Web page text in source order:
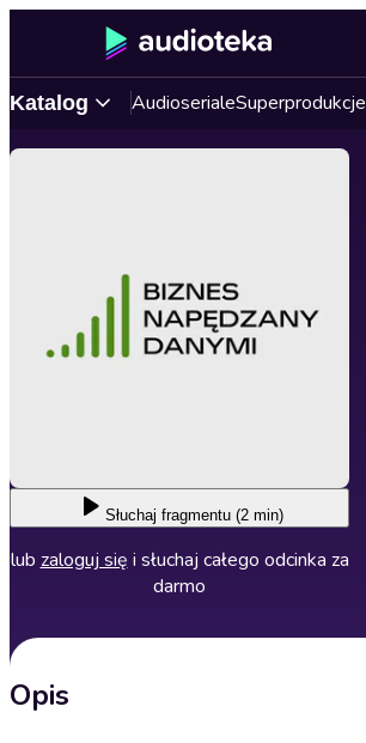
Katalog AudioserialeSuperprodukcje
Słuchaj fragmentu (2 min)
lub zaloguj się i słuchaj całego odcinka za
darmo
Opis